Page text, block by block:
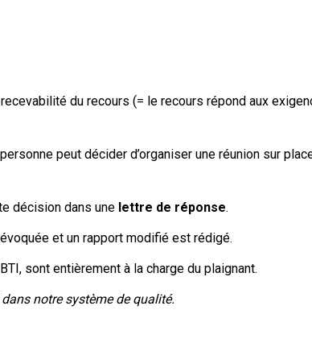
du recours (= le recours répond aux
peut décider d’organiser une réunion sur
décision dans une lettre de réponse.
et un rapport modifié est rédigé.
sont entièrement à la charge du plaignant.
notre système de qualité.